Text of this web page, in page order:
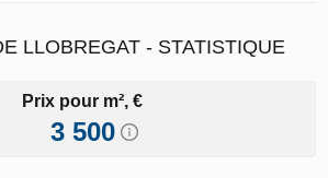
LLOBREGAT - STATISTIQUE
Prix pour m², €
3 500